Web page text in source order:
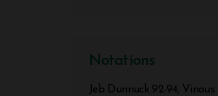
Notations
Jeb Dunnuck 92-94,